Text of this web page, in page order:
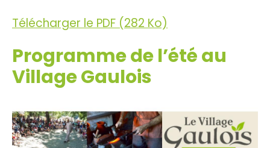
Télécharger le PDF (282 Ko)
Programme de l’été au
Village Gaulois